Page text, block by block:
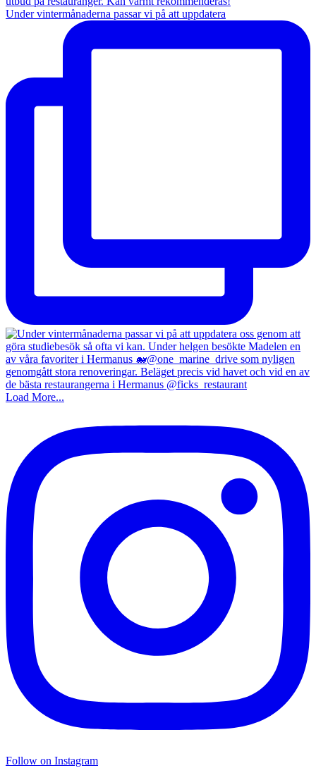
Under vintermånaderna passar vi på att uppdatera
Load More...
Follow on Instagram